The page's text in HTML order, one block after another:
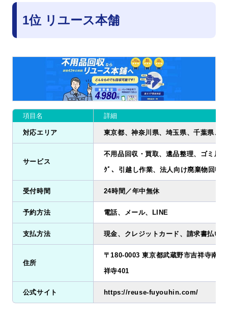
1位 リユース本舗
項目名 詳細
対応エリア 東京都、神奈川県、埼玉県、千葉県、
サービス
不用品回収・買取、遺品整理、ゴミ屋
ｸﾞ、引越し作業、法人向け廃棄物回収
受付時間 24時間／年中無休
予約方法 電話、メール、LINE
支払方法 現金、クレジットカード、請求書払い
住所
〒180-0003 東京都武蔵野市吉祥寺南町
祥寺401
公式サイト https://reuse-fuyouhin.com/